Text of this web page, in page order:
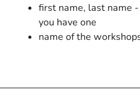
first name, last name
you have one
name of the